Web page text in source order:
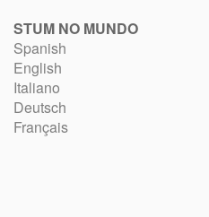
STUM NO MUNDO
Spanish
English
Italiano
Deutsch
Français